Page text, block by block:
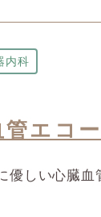
内科
管エコ
優しい心臓